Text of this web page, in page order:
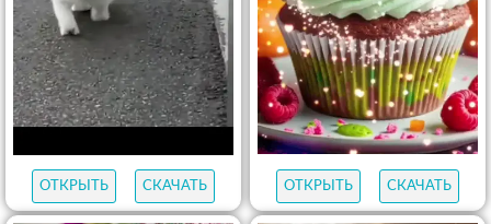
ОТКРЫТЬ СКАЧАТЬ ОТКРЫТЬ СКАЧАТЬ